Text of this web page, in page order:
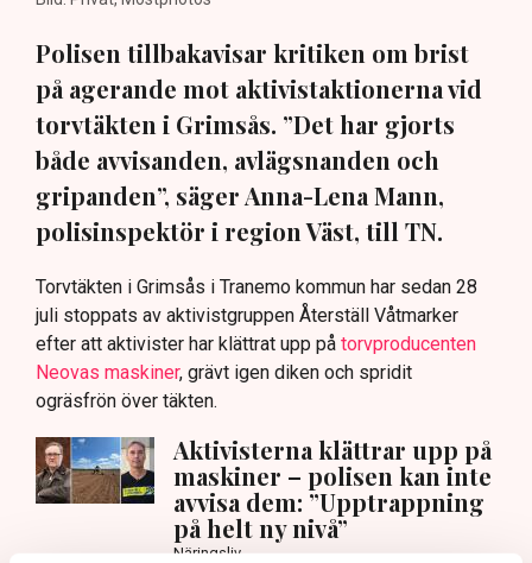
Polisen tillbakavisar kritiken om brist
på agerande mot aktivistaktionerna vid
torvtäkten i Grimsås. ”Det har gjorts
både avvisanden, avlägsnanden och
gripanden”, säger Anna-Lena Mann,
polisinspektör i region Väst, till TN.
Torvtäkten i Grimsås i Tranemo kommun har sedan 28
juli stoppats av aktivistgruppen Återställ Våtmarker
efter att aktivister har klättrat upp på torvproducenten
Neovas maskiner, grävt igen diken och spridit
ogräsfrön över täkten.
Aktivisterna klättrar upp på
maskiner – polisen kan inte
avvisa dem: ”Upptrappning
på helt ny nivå”
Näringsliv